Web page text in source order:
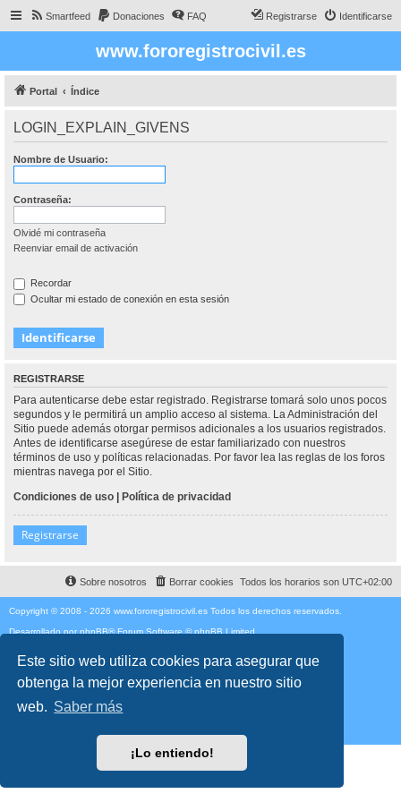
Este sitio web utiliza cookies para asegurar que
obtenga la mejor experiencia en nuestro sitio
web. Saber más
¡Lo entiendo!
Smartfeed Donaciones FAQ Identificarse
Registrarse
www.fororegistrocivil.es
Portal Índice
LOGIN_EXPLAIN_GIVENS
Nombre de Usuario:
Contraseña:
Olvidé mi contraseña
Reenviar email de activación
Recordar
Ocultar mi estado de conexión en esta sesión
REGISTRARSE
Para autenticarse debe estar registrado. Registrarse tomará solo unos pocos
segundos y le permitirá un amplio acceso al sistema. La Administración del
Sitio puede además otorgar permisos adicionales a los usuarios registrados.
Antes de identificarse asegúrese de estar familiarizado con nuestros
términos de uso y políticas relacionadas. Por favor lea las reglas de los foros
mientras navega por el Sitio.
Condiciones de uso | Política de privacidad
Registrarse
Todos los horarios son UTC+02:00
Borrar cookies
Sobre nosotros
Copyright © 2008 - 2026 www.fororegistrocivil.es Todos los derechos reservados.
Desarrollado por phpBB® Forum Software © phpBB Limited
Styleproflatpor © Mazeltof2017
Privacidad|Condiciones
Time: 0.177s| Peak Memory Usage: 1.96 MiB | GZIP: Off |Queries: 12